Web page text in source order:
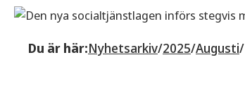
Du är här:Nyhetsarkiv/2025/Augusti/